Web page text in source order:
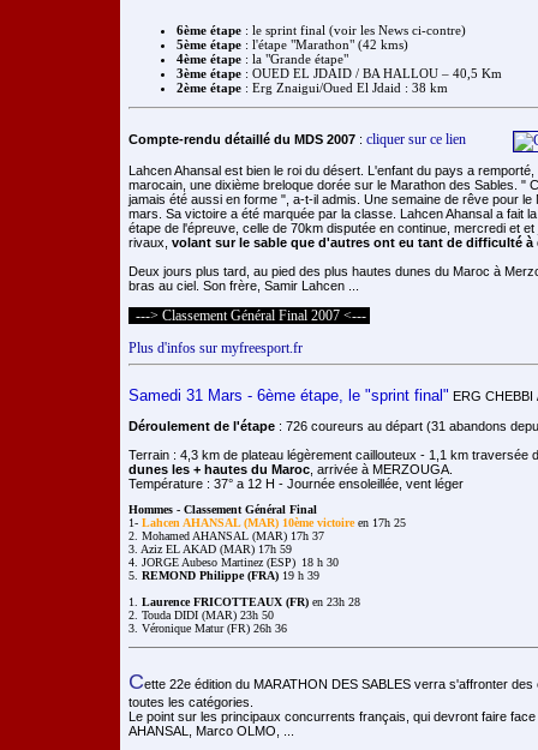
6ème étape : le sprint final (voir les News ci-contre)
5ème étape : l'étape "Marathon" (42 kms)
4ème étape : la "Grande étape"
3ème étape : OUED EL JDAID / BA HALLOU – 40,5 Km
2ème étape : Erg Znaigui/Oued El Jdaid : 38 km
Compte-rendu détaillé du MDS 2007 : cliquer sur ce lien
Lahcen Ahansal est bien le roi du désert. L'enfant du pays a
marocain, une dixième breloque dorée sur le Marathon des Sables. "
jamais été aussi en forme ", a-t-il admis. Une semaine de rêve pour le
mars. Sa victoire a été marquée par la classe. Lahcen Ahansal a fait
étape de l'épreuve, celle de 70km disputée en continue, mercredi et
rivaux, volant sur le sable que d'autres ont eu tant de difficulté à
Deux jours plus tard, au pied des plus hautes dunes du Maroc à
bras au ciel. Son frère, Samir Lahcen ...
---> Classement Général Final 2007 <---
Plus d'infos sur myfreesport.fr
Samedi 31 Mars - 6ème étape, le "sprint final" ERG
Déroulement de l'étape : 726 coureurs au départ (31 abandons
Terrain : 4,3 km de plateau légèrement caillouteux - 1,1 km traversée
dunes les + hautes du Maroc , arrivée à MERZOUGA.
Température : 37° a 12 H - Journée ensoleillée, vent léger
Hommes - Classement Général Final
1- Lahcen AHANSAL (MAR) 10ème victoire en 17h 25
2. Mohamed AHANSAL (MAR) 17h 37
3. Aziz EL AKAD (MAR) 17h 59
4. JORGE Aubeso Martinez (ESP) 	18 h 30
5. REMOND Philippe (FRA) 19 h 39
1. Laurence FRICOTTEAUX (FR) en 23h 28
2. Touda DIDI (MAR) 23h 50
3. Véronique Matur (FR) 26h 36
Cette 22e édition du MARATHON DES SABLES verra s'affronter
toutes les catégories.
Le point sur les principaux concurrents français, qui devront faire
AHANSAL, Marco OLMO, ...